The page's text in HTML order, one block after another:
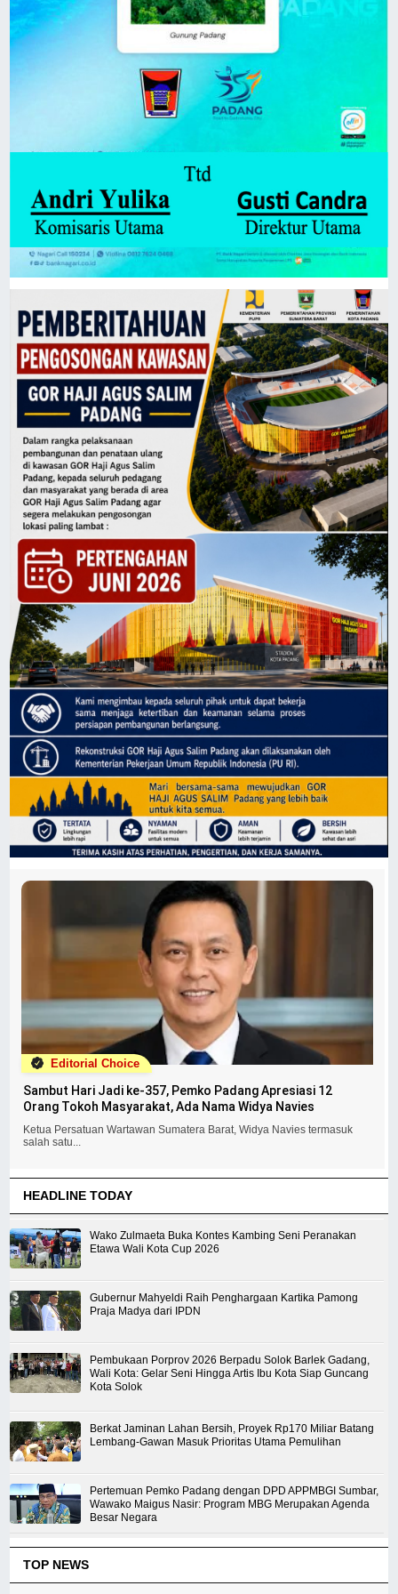
Editorial Choice
Sambut Hari Jadi ke-357, Pemko Padang Apresiasi 12
Orang Tokoh Masyarakat, Ada Nama Widya Navies
Ketua Persatuan Wartawan Sumatera Barat, Widya Navies termasuk
salah satu...
HEADLINE TODAY
Wako Zulmaeta Buka Kontes Kambing Seni Peranakan
Etawa Wali Kota Cup 2026
Gubernur Mahyeldi Raih Penghargaan Kartika Pamong
Praja Madya dari IPDN
Pembukaan Porprov 2026 Berpadu Solok Barlek Gadang,
Wali Kota: Gelar Seni Hingga Artis Ibu Kota Siap Guncang
Kota Solok
Berkat Jaminan Lahan Bersih, Proyek Rp170 Miliar Batang
Lembang-Gawan Masuk Prioritas Utama Pemulihan
Pertemuan Pemko Padang dengan DPD APPMBGI Sumbar,
Wawako Maigus Nasir: Program MBG Merupakan Agenda
Besar Negara
TOP NEWS